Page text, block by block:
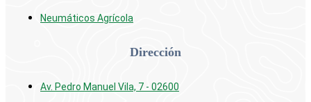
Neumáticos Agrícola
Dirección
Av. Pedro Manuel Vila, 7 - 02600